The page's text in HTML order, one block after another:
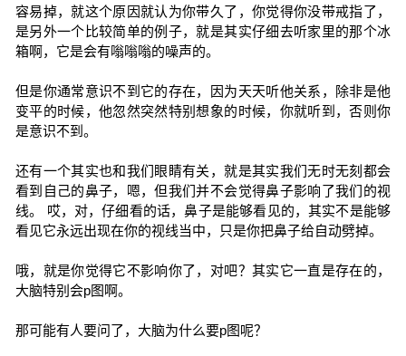
容易掉，就这个原因就认为你带久了，你觉得你没带戒指了，
是另外一个比较简单的例子，就是其实仔细去听家里的那个冰
箱啊，它是会有嗡嗡嗡的噪声的。
但是你通常意识不到它的存在，因为天天听他关系，除非是他
变平的时候，他忽然突然特别想象的时候，你就听到，否则你
是意识不到。
还有一个其实也和我们眼睛有关，就是其实我们无时无刻都会
看到自己的鼻子，嗯，但我们并不会觉得鼻子影响了我们的视
线。 哎，对，仔细看的话，鼻子是能够看见的，其实不是能够
看见它永远出现在你的视线当中，只是你把鼻子给自动劈掉。
哦，就是你觉得它不影响你了，对吧？其实它一直是存在的，
大脑特别会p图啊。
那可能有人要问了，大脑为什么要p图呢？